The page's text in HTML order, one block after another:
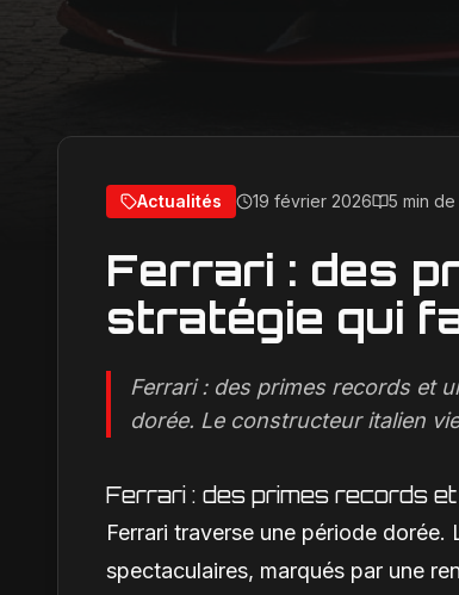
Actualités 19 février 2026 5 min
Ferrari : des
stratégie qui
Ferrari : des primes records et
dorée. Le constructeur italien
Ferrari : des primes records
Ferrari traverse une période
spectaculaires, marqués par une